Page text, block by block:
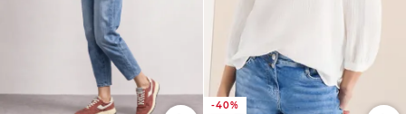
-40%